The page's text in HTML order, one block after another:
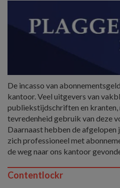
De incasso van
kantoor. Veel uitgevers van
publiekstijdschriften en kranten,
tevredenheid gebruik van deze
Daarnaast hebben de
zich professioneel met
de weg naar ons kantoor
Contentlockr